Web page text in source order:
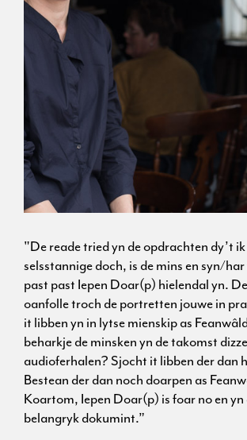
"De reade tried yn de opdrachten dy’t ik
selsstannige doch, is de mins en syn/
past past Iepen Doar(p) hielendal yn.
oanfolle troch de portretten jouwe in
it libben yn in lytse mienskip as
beharkje de minsken yn de takomst dizze
audioferhalen? Sjocht it libben der dan
Bestean der dan noch doarpen as
Koartom, Iepen Doar(p) is foar no en
belangryk dokumint.”